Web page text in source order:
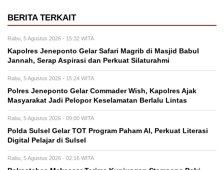
BERITA TERKAIT
Rabu, 5 Agustus 2026 - 15:32 WITA
Kapolres Jeneponto Gelar Safari Magrib di Masjid Babul
Jannah, Serap Aspirasi dan Perkuat Silaturahmi
Rabu, 5 Agustus 2026 - 15:24 WITA
Polres Jeneponto Gelar Commader Wish, Kapolres Ajak
Masyarakat Jadi Pelopor Keselamatan Berlalu Lintas
Rabu, 5 Agustus 2026 - 09:00 WITA
Polda Sulsel Gelar TOT Program Paham AI, Perkuat Literasi
Digital Pelajar di Sulsel
Rabu, 5 Agustus 2026 - 02:16 WITA